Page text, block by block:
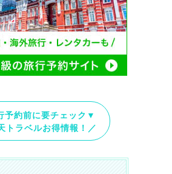
予約前に要チェック▼
トラベルお得情報！／